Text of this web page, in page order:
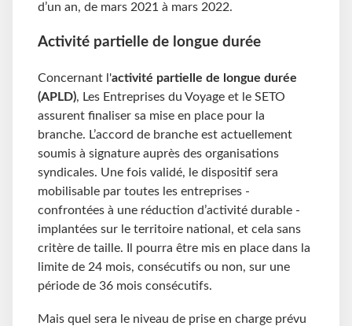
d’un an, de mars 2021 à mars 2022.
Activité partielle de longue durée
Concernant l'activité partielle de longue durée
(APLD), Les Entreprises du Voyage et le SETO
assurent finaliser sa mise en place pour la
branche. L’accord de branche est actuellement
soumis à signature auprès des organisations
syndicales. Une fois validé, le dispositif sera
mobilisable par toutes les entreprises -
confrontées à une réduction d’activité durable -
implantées sur le territoire national, et cela sans
critère de taille. Il pourra être mis en place dans la
limite de 24 mois, consécutifs ou non, sur une
période de 36 mois consécutifs.
Mais quel sera le niveau de prise en charge prévu